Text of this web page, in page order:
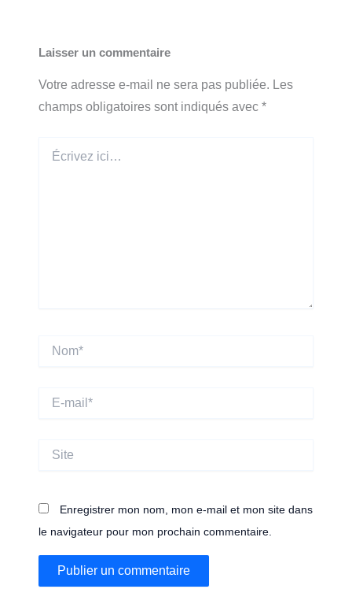
Laisser un commentaire
Votre adresse e-mail ne sera pas publiée. Les
champs obligatoires sont indiqués avec *
ici…
mail*
Enregistrer mon nom, mon e-mail et mon site dans
le navigateur pour mon prochain commentaire.